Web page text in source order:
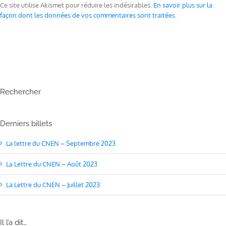
Ce site utilise Akismet pour réduire les indésirables. En savoir plus sur la
façon dont les données de vos commentaires sont traitées
Rechercher
Derniers billets
La lettre du CNEN – Septembre 2023
La Lettre du CNEN – Août 2023
La Lettre du CNEN – Juillet 2023
Il l’a dit…